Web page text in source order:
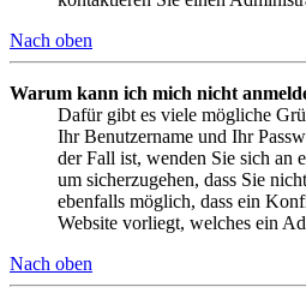
Nach oben
Warum kann ich mich nicht
Dafür gibt es viele mögliche
Ihr Benutzername und Ihr
der Fall ist, wenden Sie sich an
um sicherzugehen, dass Sie
ebenfalls möglich, dass ein
Website vorliegt, welches ein
Nach oben